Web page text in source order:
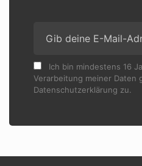
Ich bin mindestens 16
Verarbeitung meiner Daten
Datenschutzerklärung zu.